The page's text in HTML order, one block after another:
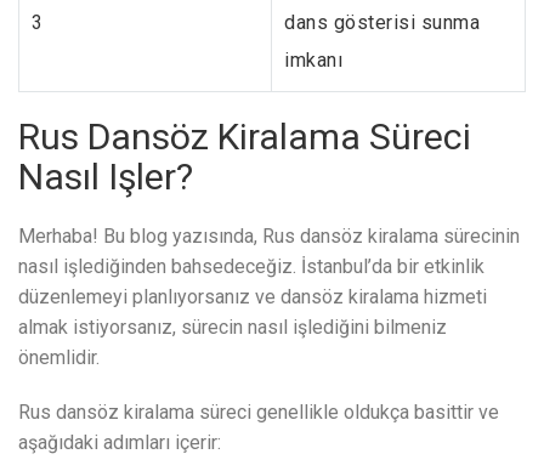
3
dans gösterisi sunma
imkanı
Rus Dansöz Kiralama Süreci
Nasıl Işler?
Merhaba! Bu blog yazısında, Rus dansöz kiralama sürecinin
nasıl işlediğinden bahsedeceğiz. İstanbul’da bir etkinlik
düzenlemeyi planlıyorsanız ve dansöz kiralama hizmeti
almak istiyorsanız, sürecin nasıl işlediğini bilmeniz
önemlidir.
Rus dansöz kiralama süreci genellikle oldukça basittir ve
aşağıdaki adımları içerir: